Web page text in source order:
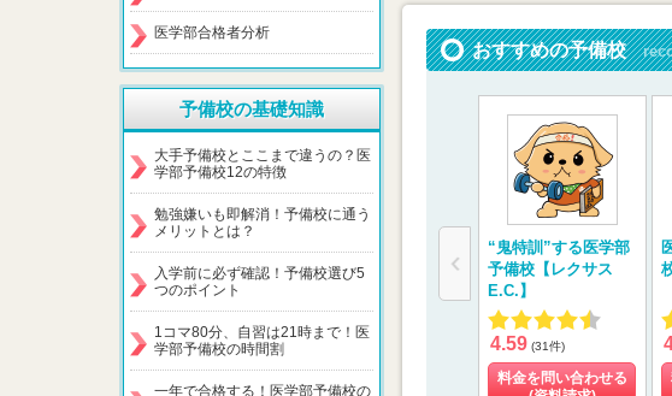
おすすめの予備校
“鬼特訓”する医学部
予備校【レクサス
E.C.】
4.59 (31件)
料金を問い合わせる
医学部合格者分析
予備校の基礎知識
大手予備校とここまで違うの？医
学部予備校12の特徴
勉強嫌いも即解消！予備校に通う
メリットとは？
入学前に必ず確認！予備校選び5
つのポイント
1コマ80分、自習は21時まで！医
学部予備校の時間割
一年で合格する！医学部予備校の